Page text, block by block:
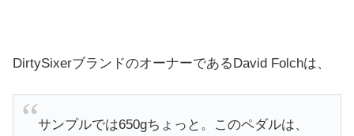
DirtySixerブランドのオーナーであるDavid Folchは、
サンプルでは650gちょっと。このペダルは、